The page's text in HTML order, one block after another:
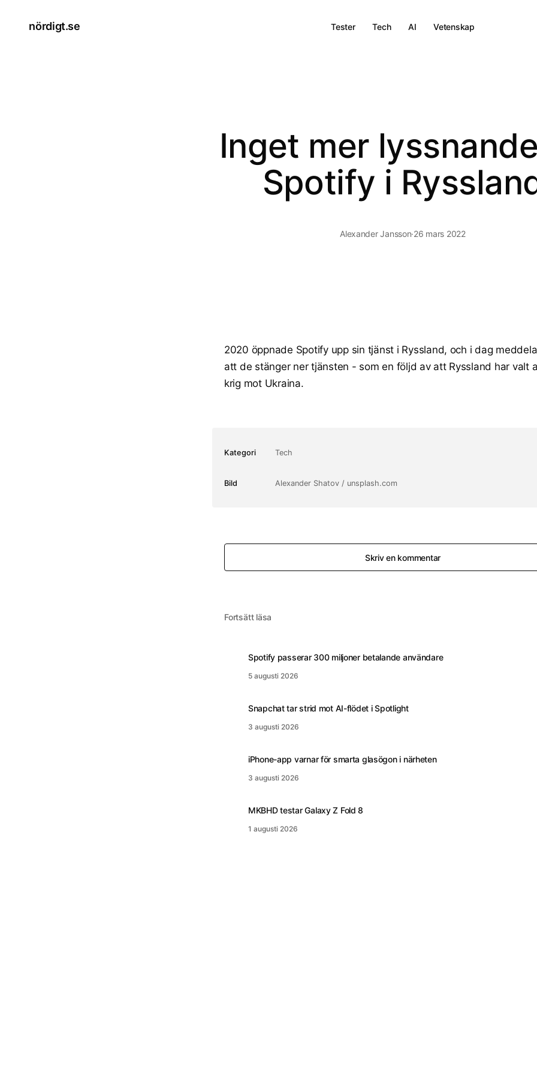
nördigt.se Tester Tech AI Vetenskap
Inget mer
Spotify i
Alexander Jansson·26 mars 2022
2020 öppnade Spotify upp sin tjänst i Ryssland, och i dag
att de stänger ner tjänsten - som en följd av att Ryssland har valt
krig mot Ukraina.
Kategori Tech
Bild Alexander Shatov / unsplash.com
Skriv en kommentar
Fortsätt läsa
Spotify passerar 300 miljoner betalande användare
5 augusti 2026
Snapchat tar strid mot AI-flödet i Spotlight
3 augusti 2026
iPhone-app varnar för smarta glasögon i närheten
3 augusti 2026
MKBHD testar Galaxy Z Fold 8
1 augusti 2026